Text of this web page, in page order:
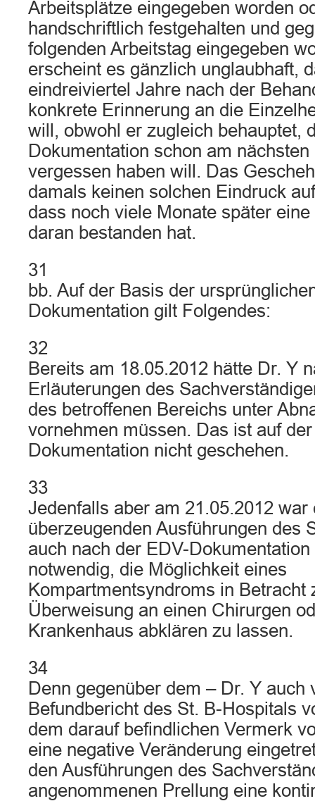
Arbeitsplätze eingegeben worden
handschriftlich festgehalten und
folgenden Arbeitstag eingegeben
erscheint es gänzlich unglaubhaft,
eindreiviertel Jahre nach der
konkrete Erinnerung an die
will, obwohl er zugleich behauptet,
Dokumentation schon am
vergessen haben will. Das
damals keinen solchen Eindruck
dass noch viele Monate später
daran bestanden hat.
31
bb. Auf der Basis der
Dokumentation gilt Folgendes:
32
Bereits am 18.05.2012 hätte Dr. Y
Erläuterungen des
des betroffenen Bereichs unter
vornehmen müssen. Das ist auf
Dokumentation nicht geschehen.
33
Jedenfalls aber am 21.05.2012
überzeugenden Ausführungen des
auch nach der EDV-
notwendig, die Möglichkeit eines
Kompartmentsyndroms in Betracht
Überweisung an einen Chirurgen
Krankenhaus abklären zu lassen.
34
Denn gegenüber dem – Dr. Y auch
Befundbericht des St. B-Hospitals
dem darauf befindlichen Vermerk
eine negative Veränderung
den Ausführungen des
angenommenen Prellung eine